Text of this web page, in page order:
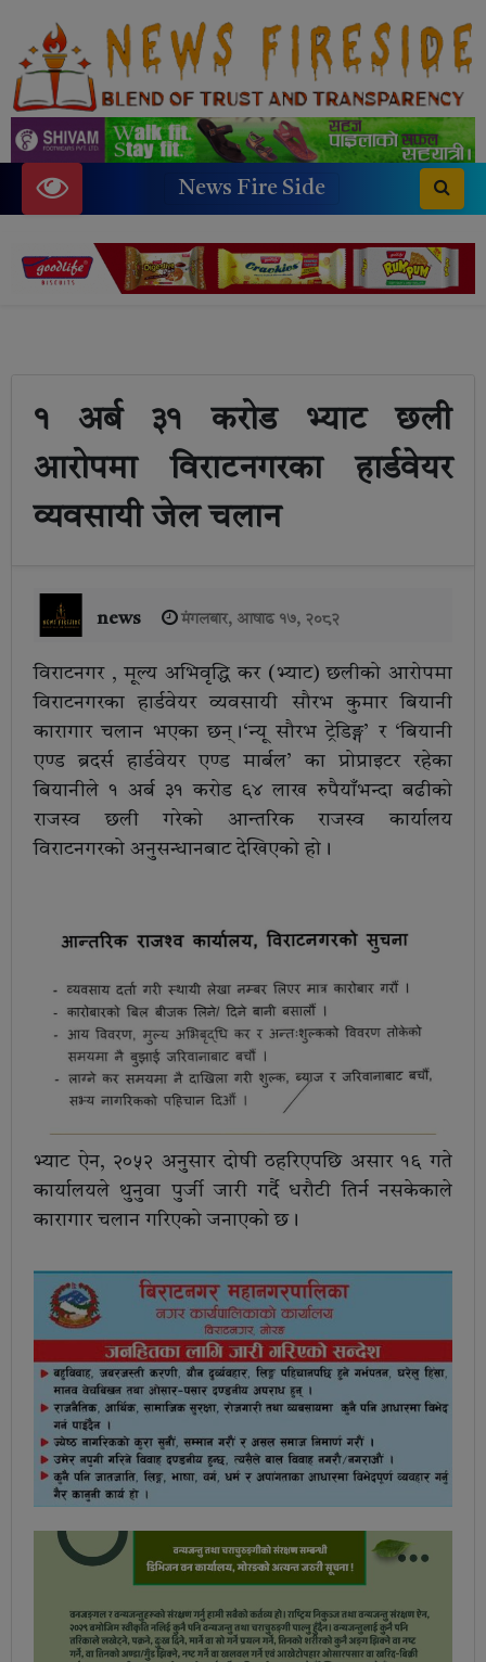
News Fire Side
१ अर्ब ३१ करोड भ्याट छली
आरोपमा विराटनगरका हार्डवेयर
व्यवसायी जेल चलान
news मंगलबार, आषाढ १७, २०८२
विराटनगर , मूल्य अभिवृद्धि कर (भ्याट) छलीको आरोपमा
विराटनगरका हार्डवेयर व्यवसायी सौरभ कुमार बियानी
कारागार चलान भएका छन्।‘न्यू सौरभ ट्रेडिङ्ग’ र ‘बियानी
एण्ड ब्रदर्स हार्डवेयर एण्ड मार्बल’ का प्रोप्राइटर रहेका
बियानीले १ अर्ब ३१ करोड ६४ लाख रुपैयाँभन्दा बढीको
राजस्व छली गरेको आन्तरिक राजस्व कार्यालय
विराटनगरको अनुसन्धानबाट देखिएको हो।
भ्याट ऐन, २०५२ अनुसार दोषी ठहरिएपछि असार १६ गते
कार्यालयले थुनुवा पुर्जी जारी गर्दै धरौटी तिर्न नसकेकाले
कारागार चलान गरिएको जनाएको छ।